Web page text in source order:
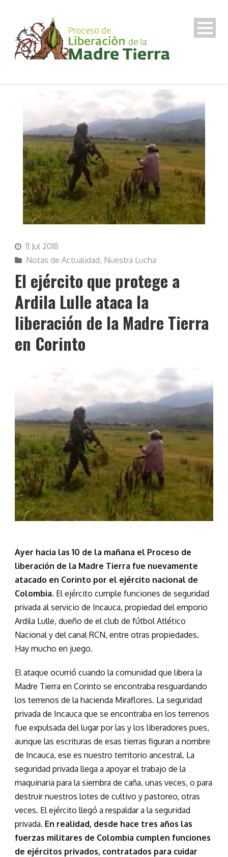
11 Jul 2018
Notas de Actualidad, Nuestra Lucha
El ejército que protege a
Ardila Lulle ataca la
liberación de la Madre Tierra
en Corinto
Ayer hacia las 10 de la mañana el Proceso de
liberación de la Madre Tierra fue nuevamente
atacado en Corinto por el ejército nacional de
Colombia. El ejército cumple funciones de seguridad
privada al servicio de Incauca, propiedad del emporio
Ardila Lulle, dueño de el club de fútbol Atlético
Nacional y del canal RCN, entre otras propiedades.
Hay mucho en juego.
El ataque ocurrió cuando la comunidad que libera la
Madre Tierra en Corinto se encontraba resguardando
los terrenos de la hacienda Miraflores. La seguridad
privada de Incauca que se encontraba en los terrenos
fue expulsada del lugar por las y los liberadores pues,
aunque las escrituras de esas tierras figuran a nombre
de Incauca, ese es nuestro territorio ancestral. La
seguridad privada llega a apoyar el trabajo de la
maquinaria para la siembra de caña, unas veces, o para
destruir nuestros lotes de cultivo y pastoreo, otras
veces. El ejército llegó a respaldar a la seguridad
privada. En realidad, desde hace tres años las
fuerzas militares de Colombia cumplen funciones
de ejércitos privados, contratados para cuidar